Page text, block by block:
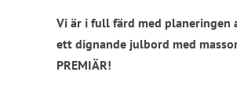
Vi är i full färd med planeringen
ett dignande julbord med
PREMIÄR!